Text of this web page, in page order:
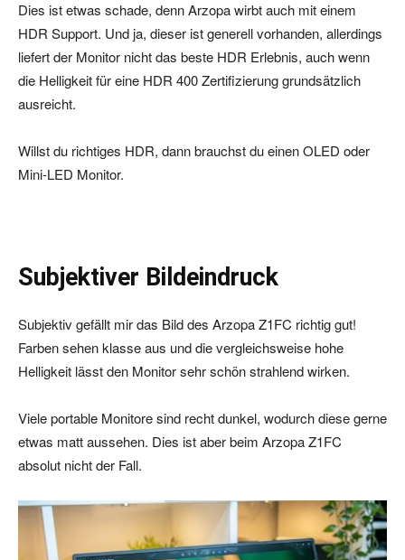
Dies ist etwas schade, denn Arzopa wirbt auch mit einem
HDR Support. Und ja, dieser ist generell vorhanden, allerdings
liefert der Monitor nicht das beste HDR Erlebnis, auch wenn
die Helligkeit für eine HDR 400 Zertifizierung grundsätzlich
ausreicht.
Willst du richtiges HDR, dann brauchst du einen OLED oder
Mini-LED Monitor.
Subjektiver Bildeindruck
Subjektiv gefällt mir das Bild des Arzopa Z1FC richtig gut!
Farben sehen klasse aus und die vergleichsweise hohe
Helligkeit lässt den Monitor sehr schön strahlend wirken.
Viele portable Monitore sind recht dunkel, wodurch diese gerne
etwas matt aussehen. Dies ist aber beim Arzopa Z1FC
absolut nicht der Fall.